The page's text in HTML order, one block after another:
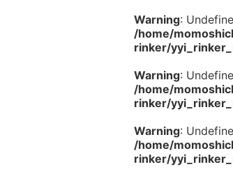
Warning:
/home/
rinker/
Warning:
/home/
rinker/
Warning:
/home/
rinker/